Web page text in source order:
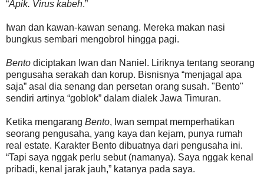
“Apik. Virus kabeh.”
Iwan dan kawan-kawan senang. Mereka makan nasi
bungkus sembari mengobrol hingga pagi.
Bento diciptakan Iwan dan Naniel. Liriknya tentang seorang
pengusaha serakah dan korup. Bisnisnya “menjagal apa
saja” asal dia senang dan persetan orang susah. "Bento"
sendiri artinya “goblok” dalam dialek Jawa Timuran.
Ketika mengarang Bento, Iwan sempat memperhatikan
seorang pengusaha, yang kaya dan kejam, punya rumah
real estate. Karakter Bento dibuatnya dari pengusaha ini.
“Tapi saya nggak perlu sebut (namanya). Saya nggak kenal
pribadi, kenal jarak jauh,” katanya pada saya.